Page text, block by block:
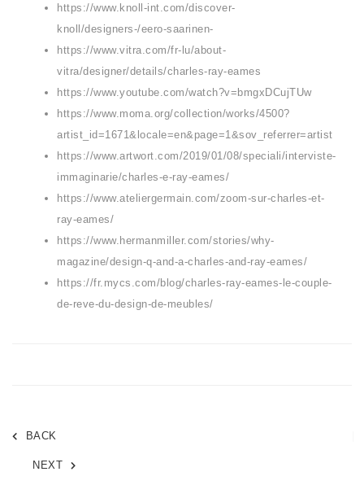
https://www.knoll-int.com/discover-
knoll/designers-/eero-saarinen-
https://www.vitra.com/fr-lu/about-
vitra/designer/details/charles-ray-eames
https://www.youtube.com/watch?v=bmgxDCujTUw
https://www.moma.org/collection/works/4500?
artist_id=1671&locale=en&page=1&sov_referrer=artist
https://www.artwort.com/2019/01/08/speciali/interviste-
immaginarie/charles-e-ray-eames/
https://www.ateliergermain.com/zoom-sur-charles-et-
ray-eames/
https://www.hermanmiller.com/stories/why-
magazine/design-q-and-a-charles-and-ray-eames/
https://fr.mycs.com/blog/charles-ray-eames-le-couple-
de-reve-du-design-de-meubles/
BACK
NEXT